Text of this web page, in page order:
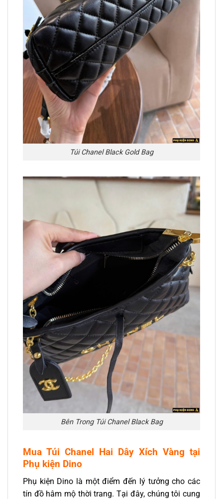
Túi Chanel Black Gold Bag
Bên Trong Túi Chanel Black Bag
Mua Túi Chanel Hai Dây Xích Vàng tại
Phụ kiện Dino
Phụ kiện Dino là một điểm đến lý tưởng cho các
tín đồ hâm mộ thời trang. Tại đây, chúng tôi cung